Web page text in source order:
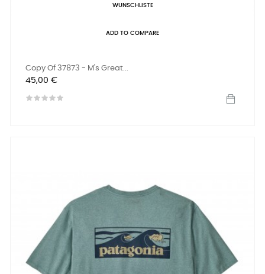
WUNSCHLISTE
ADD TO COMPARE
Copy Of 37873 - M's Great...
Preis
45,00 €